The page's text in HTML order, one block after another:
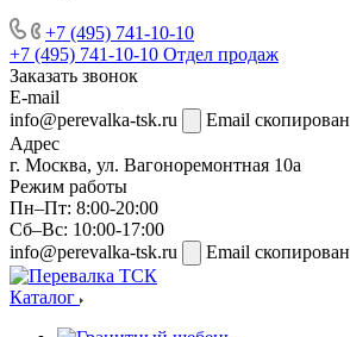
+7 (495) 741-10-10
+7 (495) 741-10-10 Отдел продаж
Заказать звонок
E-mail
info@perevalka-tsk.ru
Email скопирован
Адрес
г. Москва, ул. Вагоноремонтная 10а
Режим работы
Пн–Пт: 8:00-20:00
Сб–Вс: 10:00-17:00
info@perevalka-tsk.ru
Email скопирован
Каталог